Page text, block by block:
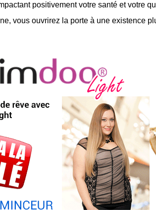
positivement votre santé et votre
vous ouvrirez la porte à une existence